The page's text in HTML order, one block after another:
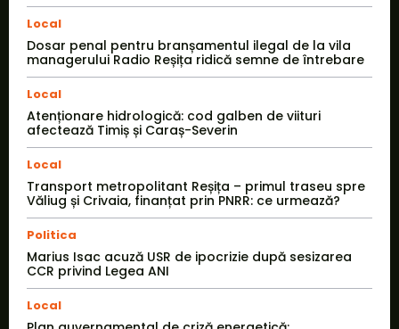
Local
Dosar penal pentru branșamentul ilegal de la vila
managerului Radio Reșița ridică semne de întrebare
Local
Atenționare hidrologică: cod galben de viituri
afectează Timiș și Caraș-Severin
Local
Transport metropolitant Reșița – primul traseu spre
Văliug și Crivaia, finanțat prin PNRR: ce urmează?
Politica
Marius Isac acuză USR de ipocrizie după sesizarea
CCR privind Legea ANI
Local